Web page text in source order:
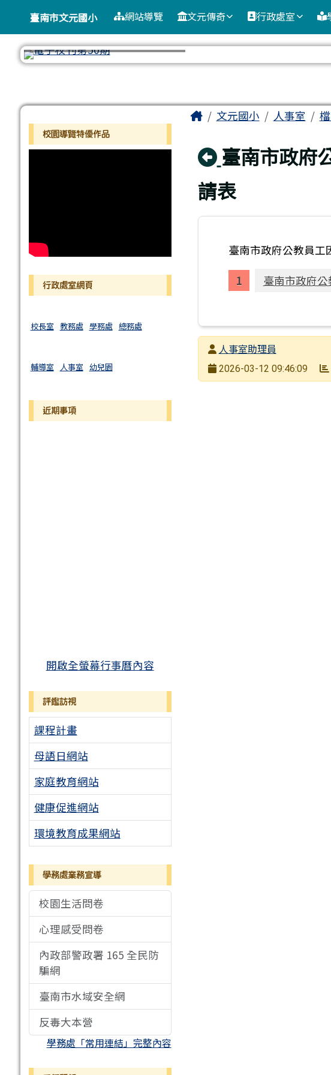
臺南市文元國小
導覽列臺南市文元國小 網站導覽 文元傳奇 行政處室
左邊區域內容
校園導覽特優作品
行政處室網頁
校長室 教務處 學務處 總務處
輔導室 人事室 幼兒園
近期事項
開啟全螢幕行事曆內容
評鑑訪視
課程計畫
母語日網站
家庭教育網站
健康促進網站
環境教育成果網站
學務處業務宣導
校園生活問卷
心理感受問卷
內政部警政署 165 全民防
騙網
臺南市水域安全網
反毒大本營
學務處「常用連結」完整內容
主內容區域
Home文元國小 人事室
回上頁
臺南市政府
請表
臺南市政府公教員工
臺南市政府
發布者人事室助理員
發布日期
2026-03-12 09:46:09
頁尾區域